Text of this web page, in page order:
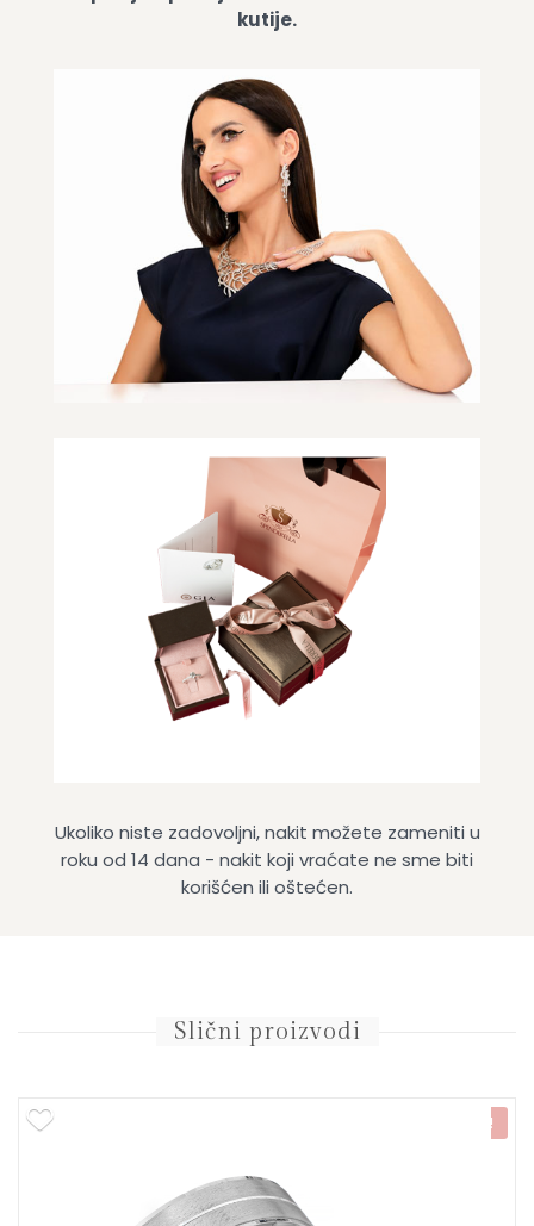
kutije.
Ukoliko niste zadovoljni, nakit možete zameniti u
roku od 14 dana - nakit koji vraćate ne sme biti
korišćen ili oštećen.
Slični proizvodi
NOVO!